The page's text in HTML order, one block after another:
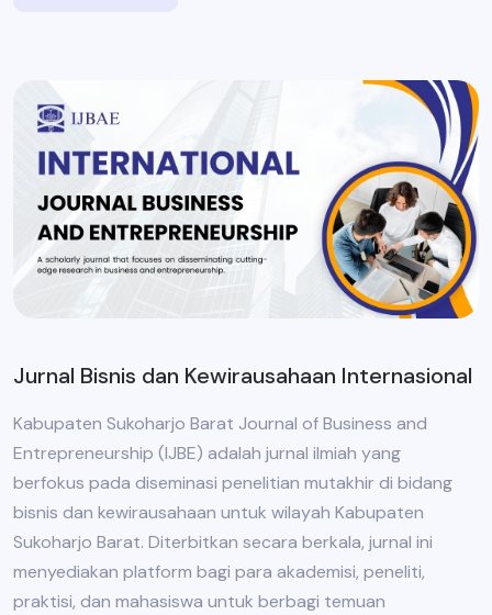
Jurnal Bisnis dan Kewirausahaan Internasional
Kabupaten Sukoharjo Barat Journal of Business and
Entrepreneurship (IJBE) adalah jurnal ilmiah yang
berfokus pada diseminasi penelitian mutakhir di bidang
bisnis dan kewirausahaan untuk wilayah Kabupaten
Sukoharjo Barat. Diterbitkan secara berkala, jurnal ini
menyediakan platform bagi para akademisi, peneliti,
praktisi, dan mahasiswa untuk berbagi temuan